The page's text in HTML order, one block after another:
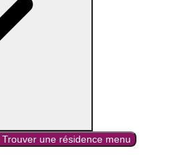
Trouver une résidence menu